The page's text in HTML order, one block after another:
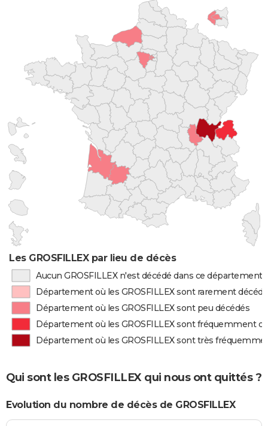
Les GROSFILLEX par lieu de décès
Aucun GROSFILLEX n'est décédé dans ce département
Département où les GROSFILLEX sont rarement
Département où les GROSFILLEX sont peu décédés
Département où les GROSFILLEX sont fréquemment
Département où les GROSFILLEX sont très
Qui sont les GROSFILLEX qui nous ont quittés ?
Evolution du nombre de décès de GROSFILLEX